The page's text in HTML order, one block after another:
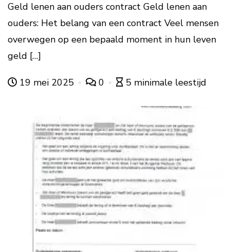
Geld lenen aan ouders contract Geld lenen aan
ouders: Het belang van een contract Veel mensen
overwegen op een bepaald moment in hun leven
geld […]
19 mei 2025 0 5 minimale leestijd